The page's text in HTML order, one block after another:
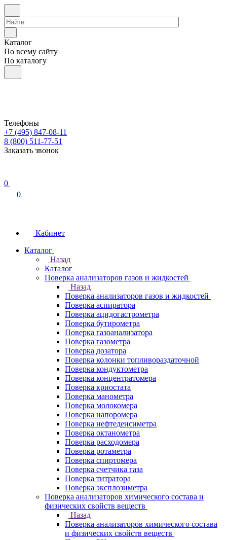
Каталог
По всему сайту
По каталогу
Телефоны
+7 (495) 847-08-11
8 (800) 511-77-51
Заказать звонок
0
0
Кабинет
Каталог
Назад
Каталог
Поверка анализаторов газов и жидкостей
Назад
Поверка анализаторов газов и жидкостей
Поверка аспиратора
Поверка ацидогастрометра
Поверка бутирометра
Поверка газоанализатора
Поверка газометра
Поверка дозатора
Поверка колонки топливораздаточной
Поверка кондуктометра
Поверка концентратомера
Поверка криостата
Поверка манометра
Поверка молокомера
Поверка напоромера
Поверка нефтеденсиметра
Поверка октанометра
Поверка расходомера
Поверка ротаметра
Поверка спиртомера
Поверка счетчика газа
Поверка титратора
Поверка эксплозиметра
Поверка анализаторов химического состава и
физических свойств веществ
Назад
Поверка анализаторов химического состава
и физических свойств веществ